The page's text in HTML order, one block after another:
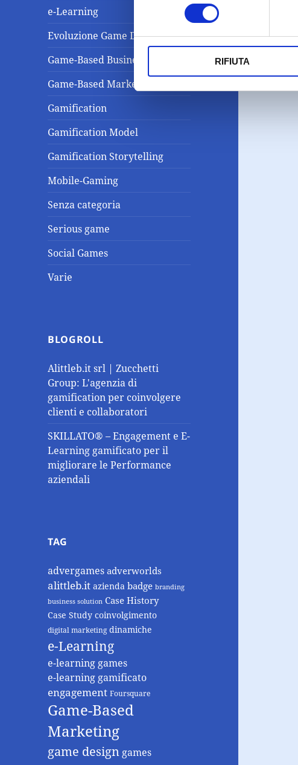
RIFIUTA
e-Learning
Evoluzione Game Design
Game-Based Business Solution
Game-Based Marketing
Gamification
Gamification Model
Gamification Storytelling
Mobile-Gaming
Senza categoria
Serious game
Social Games
Varie
BLOGROLL
Alittleb.it srl | Zucchetti
Group: L'agenzia di
gamification per coinvolgere
clienti e collaboratori
SKILLATO® – Engagement e E-
Learning gamificato per il
migliorare le Performance
aziendali
TAG
advergames adverworlds
alittleb.it azienda badge branding
business solution Case History
Case Study coinvolgimento
digital marketing dinamiche
e-Learning
e-learning games
e-learning gamificato
engagement Foursquare
Game-Based
Marketing
game design games